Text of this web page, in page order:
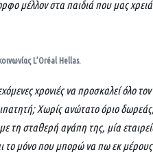
μέλλον στα παιδιά που μας
L’Oréal Hellas.
χρονιές να προσκαλεί όλο
Χωρίς ανώτατο όριο
τη σταθερή αγάπη της, μία
το μόνο που μπορώ να πω εκ